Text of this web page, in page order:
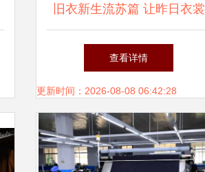
旧衣新生流苏篇 让昨日衣裳
绽放新风尚
查看详情
更新时间：2026-08-08 06:42:28